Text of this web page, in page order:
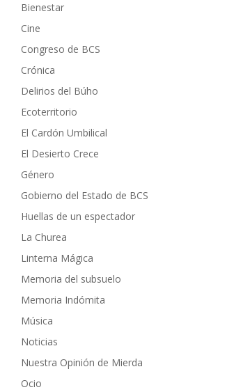
Bienestar
Cine
Congreso de BCS
Crónica
Delirios del Búho
Ecoterritorio
El Cardón Umbilical
El Desierto Crece
Género
Gobierno del Estado de BCS
Huellas de un espectador
La Churea
Linterna Mágica
Memoria del subsuelo
Memoria Indómita
Música
Noticias
Nuestra Opinión de Mierda
Ocio